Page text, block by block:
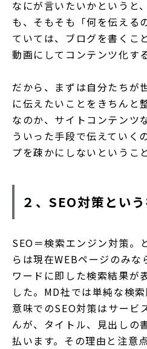
なにが言いたいかというと
も、そもそも「何を伝える
ていては、ブログを書くこ
動画にしてコンテンツ化す
だから、まずは自分たちが
に伝えたいことをきちんと
なのか、サイトコンテンツ
ういった手段で伝えていく
プを疎かにしないというこ
２、SEO対策とい
SEO＝検索エンジン対策。
らは現在WEBページのみな
ワードに即した検索結果が
した。MD社では単純な検
意味でのSEO対策はサービ
んが、タイトル、見出しの
払います。その理由と注意